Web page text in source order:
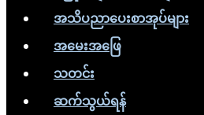
အသိပညာပေးစာအုပ်များ
အမေးအဖြေ
သတင်း
ဆက်သွယ်ရန်